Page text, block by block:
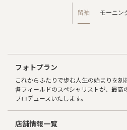
留袖 モーニン
フォトプラン
これからふたりで歩む人生の始まりを刻
各フィールドのスペシャリストが、最高
プロデュースいたします。
店舗情報一覧